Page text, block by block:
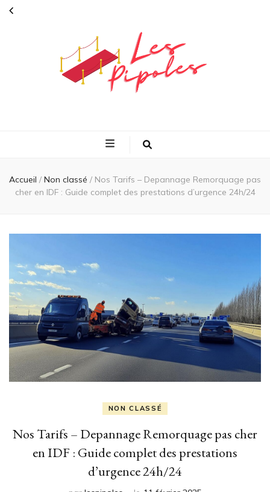
peoples et vie
quotidienne en
direct
Accueil / Non classé / Nos Tarifs – Depannage Remorquage pas
cher en IDF : Guide complet des prestations d’urgence 24h/24
NON CLASSÉ
Nos Tarifs – Depannage Remorquage pas cher
en IDF : Guide complet des prestations
d’urgence 24h/24